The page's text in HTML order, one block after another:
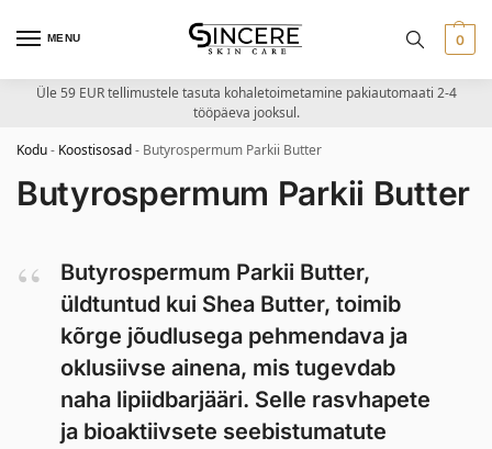
MENU 0
Üle 59 EUR tellimustele tasuta kohaletoimetamine pakiautomaati 2-4
tööpäeva jooksul.
Kodu- Koostisosad- Butyrospermum Parkii Butter
Butyrospermum Parkii Butter
Butyrospermum Parkii Butter,
üldtuntud kui Shea Butter, toimib
kõrge jõudlusega pehmendava ja
oklusiivse ainena, mis tugevdab
naha lipiidbarjääri. Selle rasvhapete
ja bioaktiivsete seebistumatute